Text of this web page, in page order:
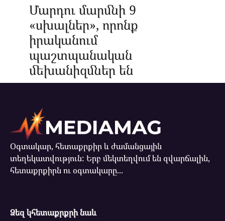
Մարդու մարմնի 9
«սխալներ», որոնք
իրականում
պաշտպանական
մեխանիզմներ են
Օգտակար, հետաքրքիր և ժամանցային
տեղեկատվություն: Երբ մեկտեղվում են զվարճալին,
հետաքրքիրն ու օգտակարը...
Ձեզ կհետաքրքրի նաև